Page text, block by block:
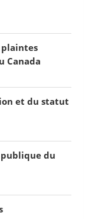
Canada
et du statut
du